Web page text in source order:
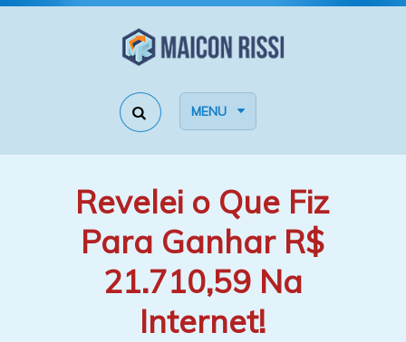
MENU
Revelei o Que Fiz
Para Ganhar R$
21.710,59 Na
Internet!